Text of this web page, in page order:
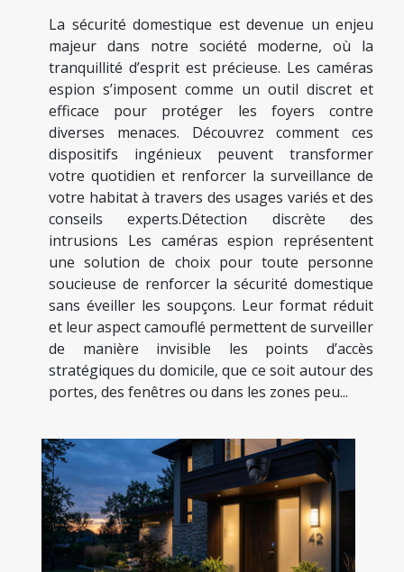
La sécurité domestique est devenue un enjeu
majeur dans notre société moderne, où la
tranquillité d’esprit est précieuse. Les caméras
espion s’imposent comme un outil discret et
efficace pour protéger les foyers contre
diverses menaces. Découvrez comment ces
dispositifs ingénieux peuvent transformer
votre quotidien et renforcer la surveillance de
votre habitat à travers des usages variés et des
conseils experts.Détection discrète des
intrusions Les caméras espion représentent
une solution de choix pour toute personne
soucieuse de renforcer la sécurité domestique
sans éveiller les soupçons. Leur format réduit
et leur aspect camouflé permettent de surveiller
de manière invisible les points d’accès
stratégiques du domicile, que ce soit autour des
portes, des fenêtres ou dans les zones peu...